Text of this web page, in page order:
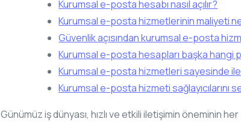
Kurumsal e-posta hesabı nasıl açılır?
Kurumsal e-posta hizmetlerinin maliyeti
Güvenlik açısından kurumsal e-posta
Kurumsal e-posta hesapları başka
Kurumsal e-posta hizmetleri sayesinde
Kurumsal e-posta hizmeti
Günümüz iş dünyası, hızlı ve etkili iletişimin öneminin